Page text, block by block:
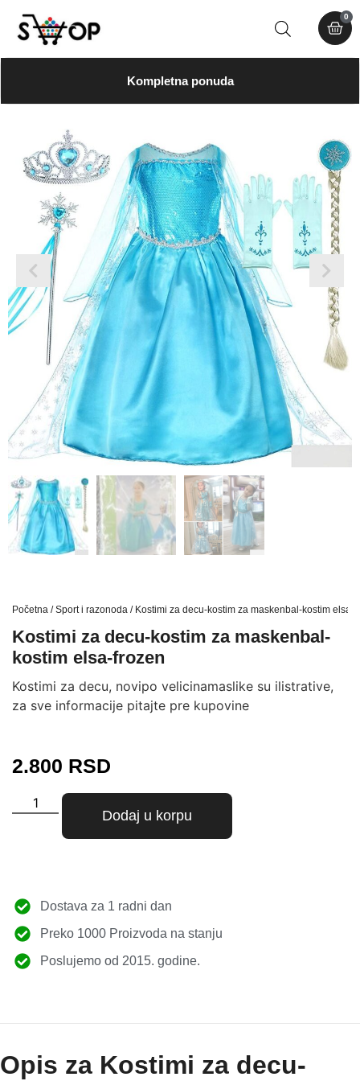
0
Kompletna ponuda
Početna /Sport i razonoda / Kostimi za decu-kostim za maskenbal-kostim elsa-
Kostimi za decu-kostim za maskenbal-
kostim elsa-frozen
Kostimi za decu, novipo velicinamaslike su ilistrative,
za sve informacije pitajte pre kupovine
2.800 RSD
Dodaj u korpu
Dostava za 1 radni dan
Preko 1000 Proizvoda na stanju
Poslujemo od 2015. godine.
Opis za Kostimi za decu-